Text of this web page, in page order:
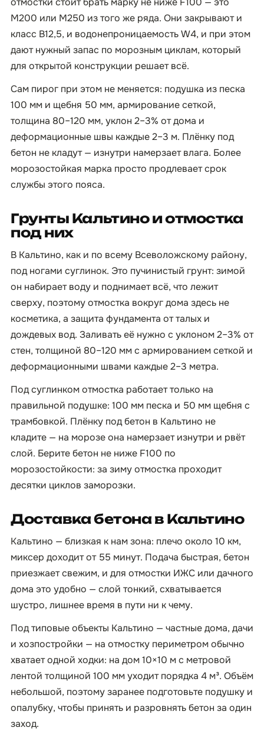
М200 или М250 из того же ряда. Они закрывают и
класс B12,5, и водонепроницаемость W4, и при этом
дают нужный запас по морозным циклам, который
для открытой конструкции решает всё.
Сам пирог при этом не меняется: подушка из песка
100 мм и щебня 50 мм, армирование сеткой,
толщина 80–120 мм, уклон 2–3% от дома и
деформационные швы каждые 2–3 м. Плёнку под
бетон не кладут — изнутри намерзает влага. Более
морозостойкая марка просто продлевает срок
службы этого пояса.
Грунты Кальтино и отмостка
под них
В Кальтино, как и по всему Всеволожскому району,
под ногами суглинок. Это пучинистый грунт: зимой
он набирает воду и поднимает всё, что лежит
сверху, поэтому отмостка вокруг дома здесь не
косметика, а защита фундамента от талых и
дождевых вод. Заливать её нужно с уклоном 2–3% от
стен, толщиной 80–120 мм с армированием сеткой и
деформационными швами каждые 2–3 метра.
Под суглинком отмостка работает только на
правильной подушке: 100 мм песка и 50 мм щебня с
трамбовкой. Плёнку под бетон в Кальтино не
кладите — на морозе она намерзает изнутри и рвёт
слой. Берите бетон не ниже F100 по
морозостойкости: за зиму отмостка проходит
десятки циклов заморозки.
Доставка бетона в Кальтино
Кальтино — близкая к нам зона: плечо около 10 км,
миксер доходит от 55 минут. Подача быстрая, бетон
приезжает свежим, и для отмостки ИЖС или дачного
дома это удобно — слой тонкий, схватывается
шустро, лишнее время в пути ни к чему.
Под типовые объекты Кальтино — частные дома, дачи
и хозпостройки — на отмостку периметром обычно
хватает одной ходки: на дом 10×10 м с метровой
лентой толщиной 100 мм уходит порядка 4 м³. Объём
небольшой, поэтому заранее подготовьте подушку и
опалубку, чтобы принять и разровнять бетон за один
заход.